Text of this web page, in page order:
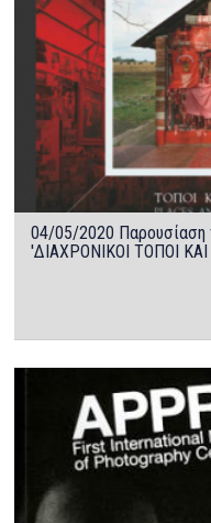
04/05/2020 Παρουσίαση
'ΔΙΑΧΡΟΝΙΚΟΙ ΤΟΠΟΙ